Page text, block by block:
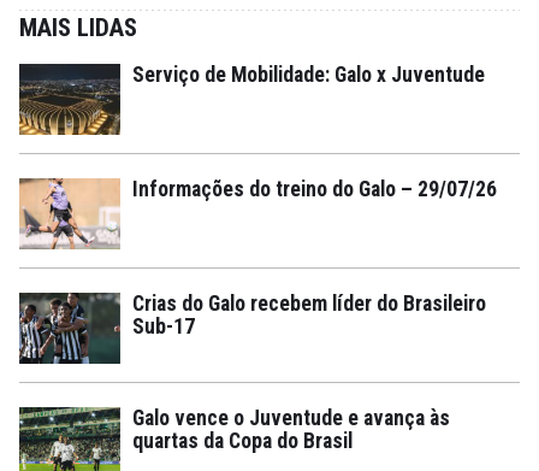
MAIS LIDAS
Serviço de Mobilidade: Galo x Juventude
Informações do treino do Galo – 29/07/26
Crias do Galo recebem líder do Brasileiro
Sub-17
Galo vence o Juventude e avança às
quartas da Copa do Brasil